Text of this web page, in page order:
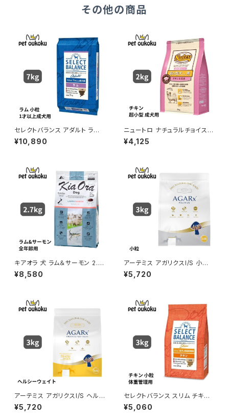
その他の商品
セレクトバランス アダルト ラム
小粒 １才以上の成犬用 7kg
¥10,890
ニュートロ ナチュラルチョイス
チキン＆玄米 超小型犬用 成犬
用 2kg 4562358780097
¥4,125
キアオラ 犬 ラム＆サーモン 2.7
kg
¥8,580
アーテミス アガリクスI/S 小粒
3kg 8133690054908
¥5,720
アーテミス アガリクスI/S ヘル
シーウェイト 小粒 3kg 81336
90084349
¥5,720
セレクトバランス スリム チキン
小粒 成犬用の体重管理用 3kg
¥5,060